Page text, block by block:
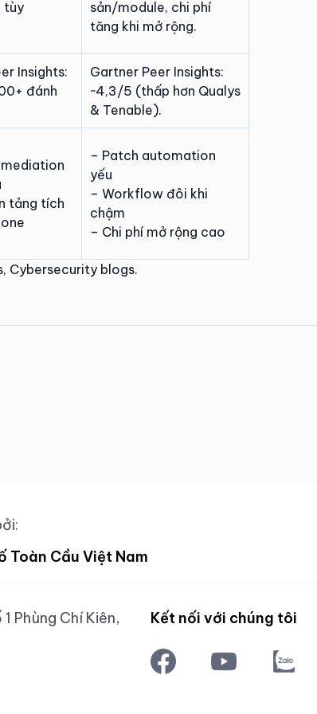
tùy
sản/module, chi phí
tăng khi mở rộng.
Insights:
đánh
Gartner Peer Insights:
~4,3/5 (thấp hơn Qualys
& Tenable).
tảng tích
– Patch automation
yếu
– Workflow đôi khi
chậm
– Chi phí mở rộng cao
Cybersecurity blogs.
Toàn Cầu Việt Nam
Phùng Chí Kiên,
Kết nối với chúng tôi